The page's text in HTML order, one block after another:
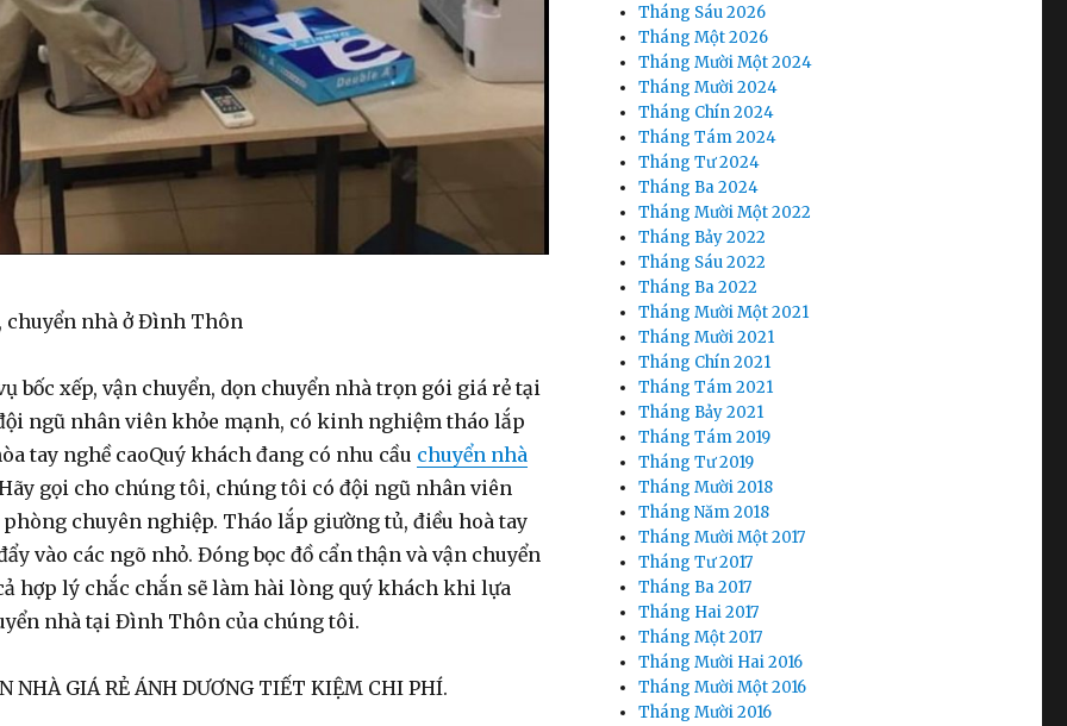
chuyển nhà ở Đình Thôn
bốc xếp, vận chuyển, dọn chuyển nhà trọn gói giá rẻ tại
ngũ nhân viên khỏe mạnh, có kinh nghiệm tháo lắp
tay nghề caoQuý khách đang có nhu cầu chuyển nhà
gọi cho chúng tôi, chúng tôi có đội ngũ nhân viên
chuyên nghiệp. Tháo lắp giường tủ, điều hoà tay
vào các ngõ nhỏ. Đóng bọc đồ cẩn thận và vận chuyển
hợp lý chắc chắn sẽ làm hài lòng quý khách khi lựa
nhà tại Đình Thôn của chúng tôi.
NHÀ GIÁ RẺ ÁNH DƯƠNG TIẾT KIỆM CHI PHÍ.
Tháng Sáu 2026
Tháng Một 2026
Tháng Mười Một 2024
Tháng Mười 2024
Tháng Chín 2024
Tháng Tám 2024
Tháng Tư 2024
Tháng Ba 2024
Tháng Mười Một 2022
Tháng Bảy 2022
Tháng Sáu 2022
Tháng Ba 2022
Tháng Mười Một 2021
Tháng Mười 2021
Tháng Chín 2021
Tháng Tám 2021
Tháng Bảy 2021
Tháng Tám 2019
Tháng Tư 2019
Tháng Mười 2018
Tháng Năm 2018
Tháng Mười Một 2017
Tháng Tư 2017
Tháng Ba 2017
Tháng Hai 2017
Tháng Một 2017
Tháng Mười Hai 2016
Tháng Mười Một 2016
Tháng Mười 2016